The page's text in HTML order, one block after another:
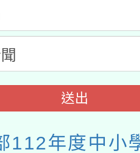
送出
112年度中小